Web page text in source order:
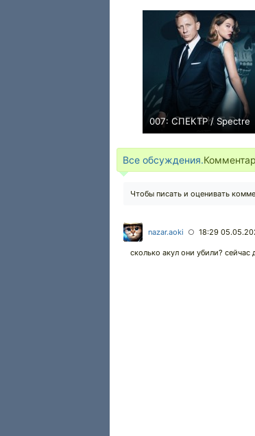
007: СПЕКТР / Spectre
+1
Все обсуждения.
Чтобы писать и оценивать
nazar.aoki ○ 18:29
сколько акул они убили?